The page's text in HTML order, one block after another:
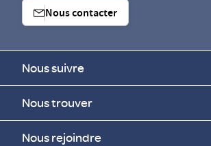
Nous contacter
Nous suivre
Nous trouver
Nous rejoindre